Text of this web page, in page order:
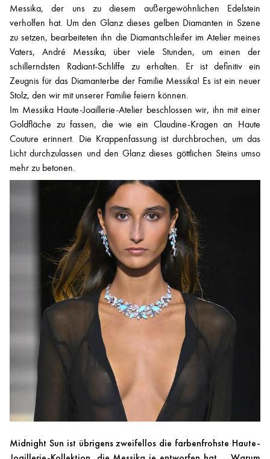
Messika, der uns zu diesem außergewöhnlichen Edelstein
verholfen hat. Um den Glanz dieses gelben Diamanten in Szene
zu setzen, bearbeiteten ihn die Diamantschleifer im Atelier meines
Vaters, André Messika, über viele Stunden, um einen der
schillerndsten Radiant-Schliffe zu erhalten. Er ist definitiv ein
Zeugnis für das Diamanterbe der Familie Messika! Es ist ein neuer
Stolz, den wir mit unserer Familie feiern können.
Im Messika Haute-Joaillerie-Atelier beschlossen wir, ihn mit einer
Goldfläche zu fassen, die wie ein Claudine-Kragen an Haute
Couture erinnert. Die Krappenfassung ist durchbrochen, um das
Licht durchzulassen und den Glanz dieses göttlichen Steins umso
mehr zu betonen.
Midnight Sun ist übrigens zweifellos die farbenfrohste Haute-